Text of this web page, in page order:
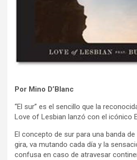
Por Mino D’Blanc
“El sur” es el sencillo que la
Love of Lesbian lanzó con el icónico
El concepto de sur para una banda
gira, va mutando cada día y la
confusa en caso de atravesar